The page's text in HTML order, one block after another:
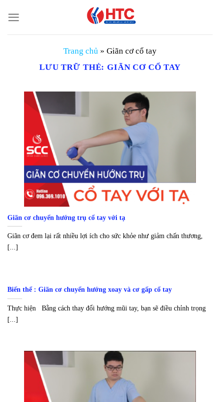
đến
nội
Trang chủ » Giãn cơ cổ tay
LƯU TRỮ THẺ:GIÃN CƠ CỔ TAY
Giãn cơ chuyển hướng trụ cổ tay với tạ
Giãn cơ đem lại rất nhiều lợi ích cho sức khỏe như giảm chấn thương,
[...]
Biến thể : Giãn cơ chuyển hướng xoay và cơ gấp cổ tay
Thực hiện Bằng cách thay đổi hướng mũi tay, bạn sẽ điều chỉnh trọng
[...]